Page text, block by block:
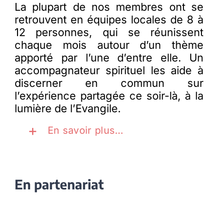
La plupart de nos membres ont se
retrouvent en équipes locales de 8 à
12 personnes, qui se réunissent
chaque mois autour d’un thème
apporté par l’une d’entre elle. Un
accompagnateur spirituel les aide à
discerner en commun sur
l’expérience partagée ce soir-là, à la
lumière de l’Evangile.
En savoir plus…
En partenariat